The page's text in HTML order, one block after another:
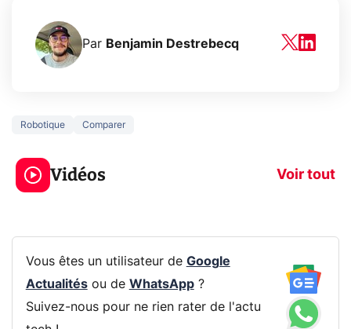
Par Benjamin Destrebecq
Robotique Comparer
Vidéos Voir tout
3 écrans en 1 pour
319€ ? Voici L'AOC
CQ32G4ZA !
prochaine
Vous êtes un utilisateur de Google
Actualitésou de WhatsApp?
Suivez-nous pour ne rien rater de l'actu